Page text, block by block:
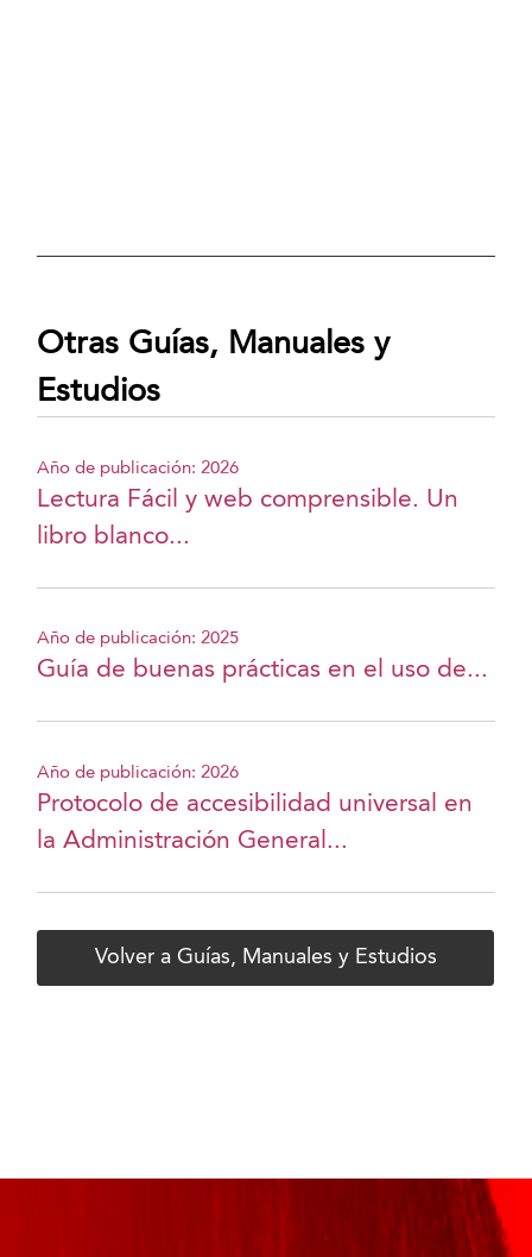
Otras Guías, Manuales y
Estudios
Año de publicación: 2026
Lectura Fácil y web comprensible. Un
libro blanco...
Año de publicación: 2025
Guía de buenas prácticas en el uso de...
Año de publicación: 2026
Protocolo de accesibilidad universal en
la Administración General...
Volver a Guías, Manuales y Estudios